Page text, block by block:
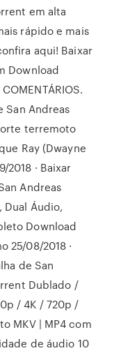
em alta
rápido e mais
aqui! Baixar
Download
San Andreas
terremoto
Ray (Dwayne
· Baixar
Andreas
Áudio,
Download
25/08/2018 ·
de San
Dublado /
/ 4K / 720p /
MKV | MP4 com
de áudio 10